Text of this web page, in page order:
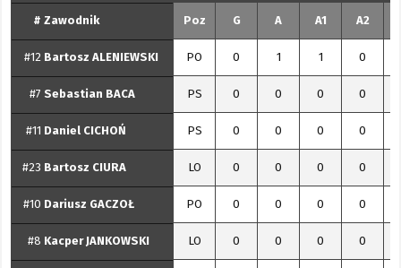
# Zawodnik Poz G A A1 A2
#12 Bartosz ALENIEWSKI PO 0 1 1 0
#7 Sebastian BACA PS 0 0 0 0
#11 Daniel CICHOŃ PS 0 0 0 0
#23 Bartosz CIURA LO 0 0 0 0
#10 Dariusz GACZOŁ PO 0 0 0 0
#8 KacperJANKOWSKI LO 0 0 0 0